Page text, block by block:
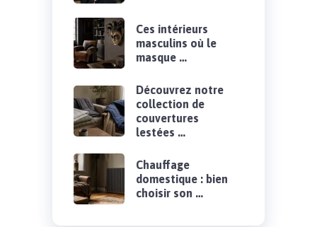
Ces intérieurs
masculins où le
masque …
Découvrez notre
collection de
couvertures
lestées …
Chauffage
domestique : bien
choisir son …